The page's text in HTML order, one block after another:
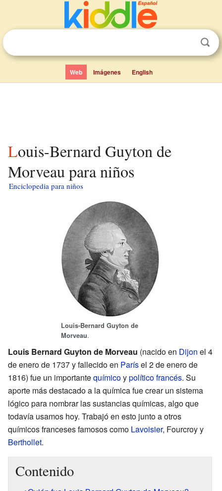
Web Imágenes English
Louis-Bernard Guyton de
Morveau para niños
Enciclopedia para niños
Louis-Bernard Guyton de
Morveau.
Louis Bernard Guyton de Morveau (nacido en Dijon el 4
de enero de 1737 y fallecido en Parísel 2 de enero de
1816) fue un importantequímicoypolíticofrancés. Su
aporte más destacado a la química fue crear un sistema
lógico para nombrar las sustancias químicas, algo que
todavía usamos hoy. Trabajó en esto junto a otros
químicos franceses famosos como Lavoisier, Fourcroy y
Berthollet.
Contenido